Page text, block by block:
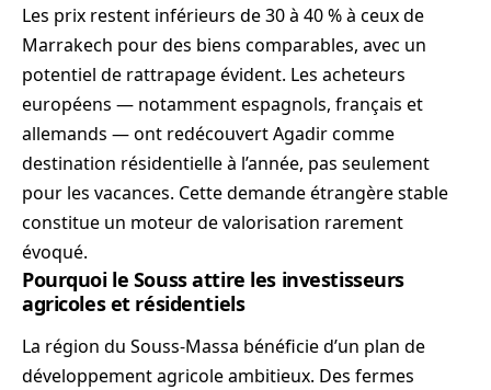
Les prix restent inférieurs de 30 à 40 % à ceux de
Marrakech pour des biens comparables, avec un
potentiel de rattrapage évident. Les acheteurs
européens — notamment espagnols, français et
allemands — ont redécouvert Agadir comme
destination résidentielle à l’année, pas seulement
pour les vacances. Cette demande étrangère stable
constitue un moteur de valorisation rarement
évoqué.
Pourquoi le Souss attire les investisseurs
agricoles et résidentiels
La région du Souss-Massa bénéficie d’un plan de
développement agricole ambitieux. Des fermes